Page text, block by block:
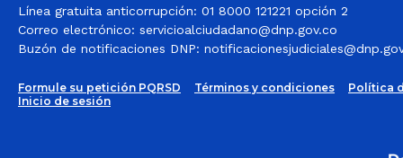
Línea gratuita anticorrupción: 01 8000 121221 opción 2
Correo electrónico: servicioalciudadano@dnp.gov.co
Buzón de notificaciones DNP:
Formule su petición PQRSD Términos y condiciones
Política
Inicio de sesión